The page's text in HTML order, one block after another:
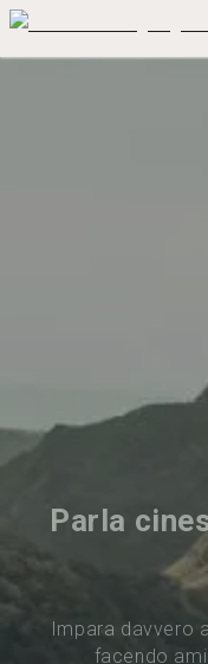
Parla
Impara davvero
facendo